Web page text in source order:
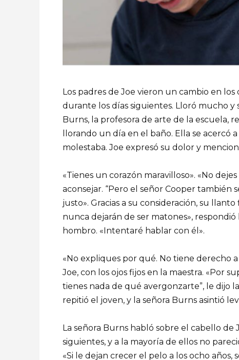
Los padres de Joe vieron un cambio en
durante los días siguientes. Lloró mucho y
Burns, la profesora de arte de la escuela,
llorando un día en el baño. Ella se
molestaba. Joe expresó su dolor y
«Tienes un corazón maravilloso». «No
aconsejar. “Pero el señor Cooper también
justo». Gracias a su consideración, su
nunca dejarán de ser matones»,
hombro. «Intentaré hablar con él».
«No expliques por qué. No tiene derecho
Joe, con los ojos fijos en la maestra. «Por
tienes nada de qué avergonzarte”, le dijo
repitió el joven, y la señora Burns asintió
La señora Burns habló sobre el cabello
siguientes, y a la mayoría de ellos no
«Si le dejan crecer el pelo a los ocho años,